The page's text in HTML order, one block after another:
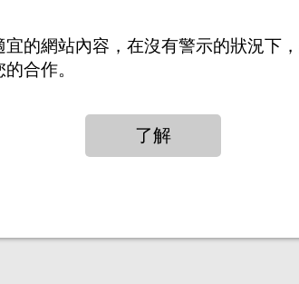
的網站內容，在沒有警示的狀況下
的合作。